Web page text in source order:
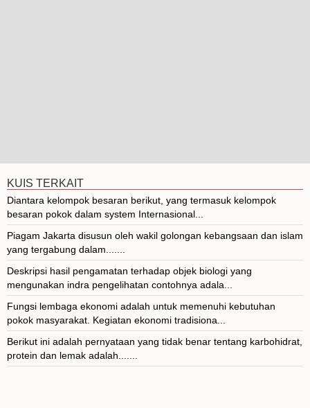
KUIS TERKAIT
Diantara kelompok besaran berikut, yang termasuk kelompok
besaran pokok dalam system Internasional...
Piagam Jakarta disusun oleh wakil golongan kebangsaan dan islam
yang tergabung dalam.......
Deskripsi hasil pengamatan terhadap objek biologi yang
mengunakan indra pengelihatan contohnya adala...
Fungsi lembaga ekonomi adalah untuk memenuhi kebutuhan
pokok masyarakat. Kegiatan ekonomi tradisiona...
Berikut ini adalah pernyataan yang tidak benar tentang karbohidrat,
protein dan lemak adalah.......